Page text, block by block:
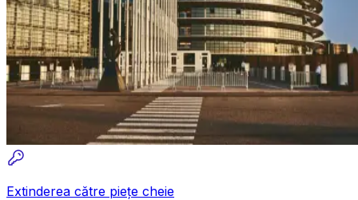
Extinderea către piețe cheie